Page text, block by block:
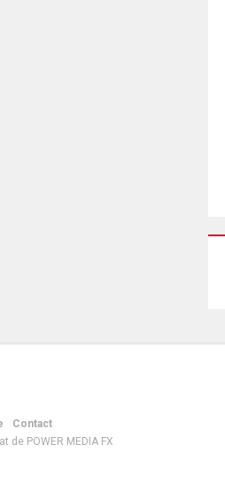
Contact
de POWER MEDIA FX